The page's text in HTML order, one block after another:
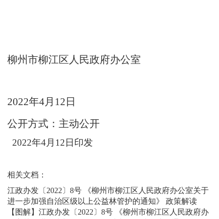
柳州市柳江区人民政府办公室
2022年4月 12 日
公开方式 ： 主动公开
2022年4月 12 日印发
相关文档：
江政办发〔2022〕8号 《柳州市柳江区人民政府办公室关于
进一步加强自治区级以上公益林管护的通知》 政策解读
【图解】江政办发〔2022〕8号 《柳州市柳江区人民政府办